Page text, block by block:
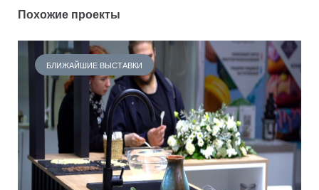
Похожие проекты
БЛИЖАЙШИЕ ВЫСТАВКИ